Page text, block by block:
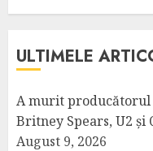
ULTIMELE
A murit
Britney Spears, U2 și
August 9, 2026